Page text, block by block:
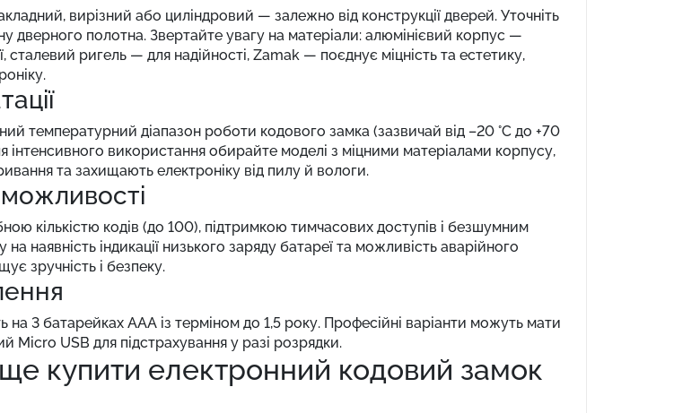
вирізний або циліндровий — залежно від конструкції дверей. Уточніть
дверного полотна. Звертайте увагу на матеріали: алюмінієвий корпус —
сталевий ригель — для надійності, Zamak — поєднує міцність та естетику,
температурний діапазон роботи кодового замка (зазвичай від –20 °C до +70
інтенсивного використання обирайте моделі з міцними матеріалами корпусу,
та захищають електроніку від пилу й вологи.
кількістю кодів (до 100), підтримкою тимчасових доступів і безшумним
наявність індикації низького заряду батареї та можливість аварійного
зручність і безпеку.
на 3 батарейках AAA із терміном до 1,5 року. Професійні варіанти можуть мати
Micro USB для підстрахування у разі розрядки.
купити електронний кодовий замок